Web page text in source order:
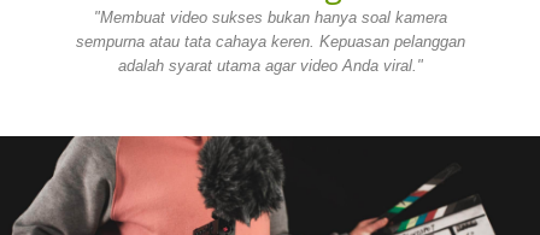
"Membuat video sukses bukan hanya soal kamera
sempurna atau tata cahaya keren. Kepuasan pelanggan
adalah syarat utama agar video Anda viral."